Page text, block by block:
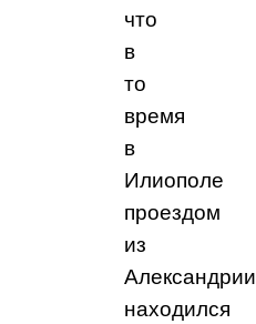
что
в
то
время
в
Илиополе
проездом
из
Александрии
находился